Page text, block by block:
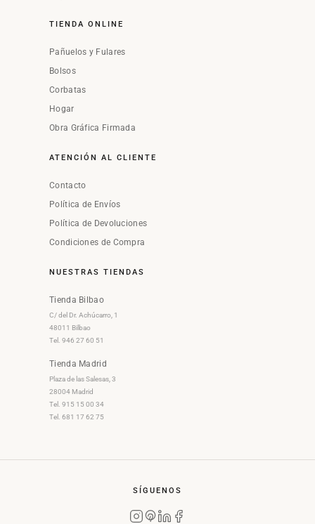
TIENDA ONLINE
Pañuelos y Fulares
Bolsos
Corbatas
Hogar
Obra Gráfica Firmada
ATENCIÓN AL CLIENTE
Contacto
Política de Envíos
Política de Devoluciones
Condiciones de Compra
NUESTRAS TIENDAS
Tienda Bilbao
C/ del Dr. Achúcarro, 1
48011 Bilbao
Tel. 946 27 60 51
Tienda Madrid
Plaza de las Salesas, 3
28004 Madrid
Tel. 915 15 00 34
Tel. 681 17 62 75
SÍGUENOS